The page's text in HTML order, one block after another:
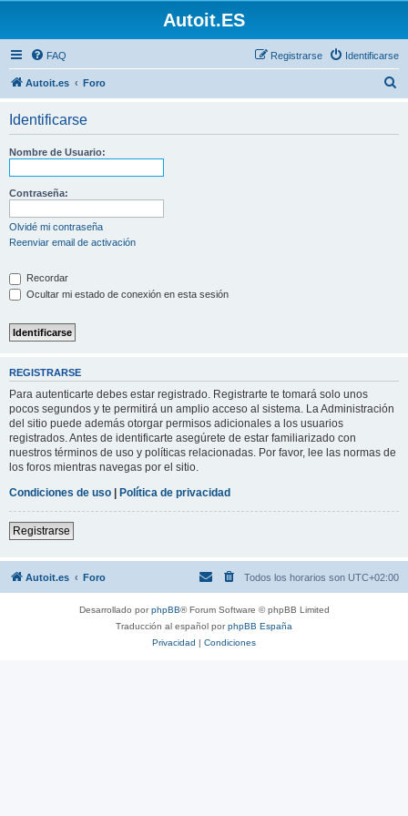
Autoit.ES
FAQ Identificarse
Registrarse
Autoit.es Foro
Identificarse
Nombre de Usuario:
Contraseña:
Olvidé mi contraseña
Reenviar email de activación
Recordar
Ocultar mi estado de conexión en esta sesión
REGISTRARSE
Para autenticarte debes estar registrado. Registrarte te tomará solo unos
pocos segundos y te permitirá un amplio acceso al sistema. La Administración
del sitio puede además otorgar permisos adicionales a los usuarios
registrados. Antes de identificarte asegúrete de estar familiarizado con
nuestros términos de uso y políticas relacionadas. Por favor, lee las normas de
los foros mientras navegas por el sitio.
Condiciones de uso | Política de privacidad
Registrarse
Autoit.es Foro Todos los horarios son UTC+02:00
Desarrollado porphpBB® Forum Software © phpBB Limited
Traducción al español porphpBB España
Privacidad | Condiciones